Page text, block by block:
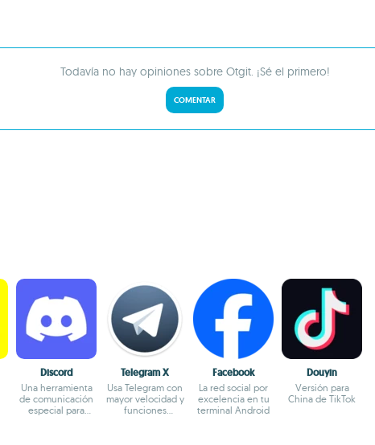
Todavía no hay opiniones sobre Otgit. ¡Sé el primero!
COMENTAR
Discord
Una herramienta
de comunicación
especial para
Telegram X
Usa Telegram con
mayor velocidad y
funciones
Facebook
La red social por
excelencia en tu
terminal Android
Douyin
Versión para
China de TikTok